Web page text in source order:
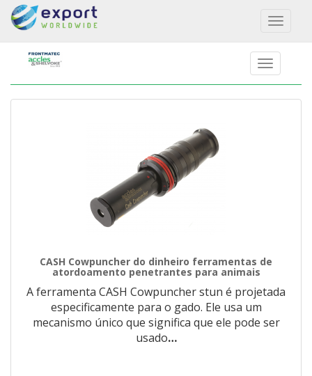
Toggle
CASH Cowpuncher do dinheiro ferramentas de
atordoamento penetrantes para animais
A ferramenta CASH Cowpuncher stun é projetada
especificamente para o gado. Ele usa um
mecanismo único que significa que ele pode ser
usado…